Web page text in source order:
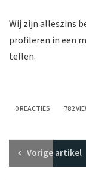
Wij zijn alleszins
profileren in een
tellen.
0 REACTIES 782
Vorigeartikel